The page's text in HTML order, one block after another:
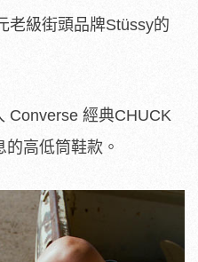
老級街頭品牌Stüssy的
Converse 經典CHUCK
高低筒鞋款。